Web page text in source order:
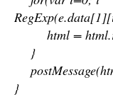
html =
}
}